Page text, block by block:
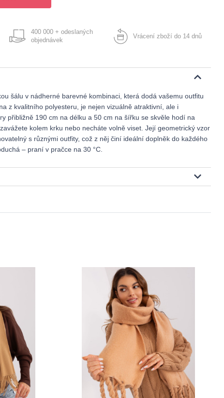
400 000 + odeslaných
objednávek
Vrácení zboží do 14 dnů
šálu v nádherné barevné kombinaci, která dodá vašemu outfitu
z kvalitního polyesteru, je nejen vizuálně atraktivní, ale i
přibližně 190 cm na délku a 50 cm na šířku se skvěle hodí na
kolem krku nebo necháte volně viset. Její geometrický vzor
s různými outfity, což z něj činí ideální doplněk do každého
– praní v pračce na 30 °C.